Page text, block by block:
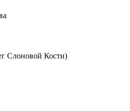
Слоновой Кости)